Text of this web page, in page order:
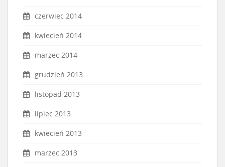
czerwiec 2014
kwiecień 2014
marzec 2014
grudzień 2013
listopad 2013
lipiec 2013
kwiecień 2013
marzec 2013